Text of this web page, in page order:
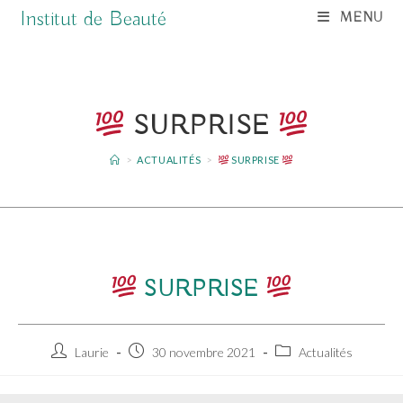
SkipInstitut de Beauté MENU
SURPRISE
> ACTUALITÉS > SURPRISE
SURPRISE
Auteur/autrice
Laurie
Publication
30 novembre 2021
PostActualités